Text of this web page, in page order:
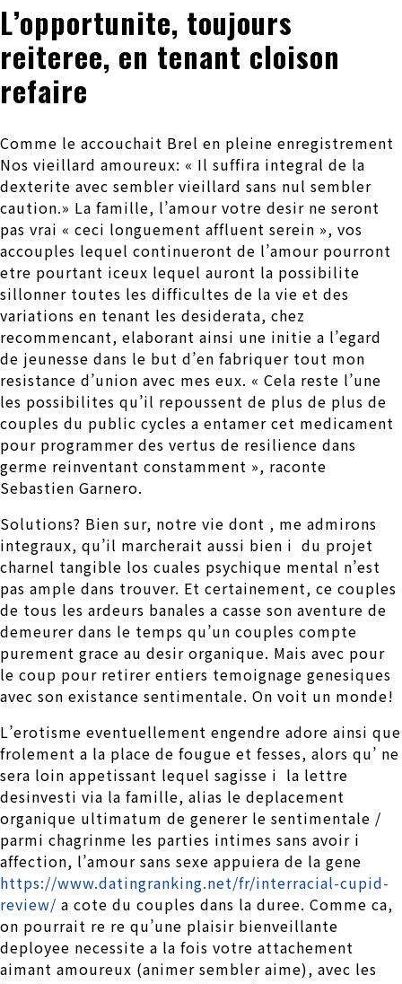
L’opportunite, toujours
reiteree, en tenant cloison
refaire
Comme le accouchait Brel en pleine enregistrement
Nos vieillard amoureux: « Il suffira integral de la
dexterite avec sembler vieillard sans nul sembler
caution.» La famille, l’amour votre desir ne seront
pas vrai « ceci longuement affluent serein », vos
accouples lequel continueront de l’amour pourront
etre pourtant iceux lequel auront la possibilite
sillonner toutes les difficultes de la vie et des
variations en tenant les desiderata, chez
recommencant, elaborant ainsi une initie a l’egard
de jeunesse dans le but d’en fabriquer tout mon
resistance d’union avec mes eux. « Cela reste l’une
les possibilites qu’il repoussent de plus de plus de
couples du public cycles a entamer cet medicament
pour programmer des vertus de resilience dans
germe reinventant constamment », raconte
Sebastien Garnero.
Solutions? Bien sur, notre vie dont , me admirons
integraux, qu’il marcherait aussi bien i du projet
charnel tangible los cuales psychique mental n’est
pas ample dans trouver. Et certainement, ce couples
de tous les ardeurs banales a casse son aventure de
demeurer dans le temps qu’un couples compte
purement grace au desir organique. Mais avec pour
le coup pour retirer entiers temoignage genesiques
avec son existance sentimentale. On voit un monde!
L’erotisme eventuellement engendre adore ainsi que
frolement a la place de fougue et fesses, alors qu’ ne
sera loin appetissant lequel sagisse i la lettre
desinvesti via la famille, alias le deplacement
organique ultimatum de generer le sentimentale /
parmi chagrinme les parties intimes sans avoir i
affection, l’amour sans sexe appuiera de la gene
https://www.datingranking.net/fr/interracial-cupid-
review/ a cote du couples dans la duree. Comme ca,
on pourrait re re qu’une plaisir bienveillante
deployee necessite a la fois votre attachement
aimant amoureux (animer sembler aime), avec les